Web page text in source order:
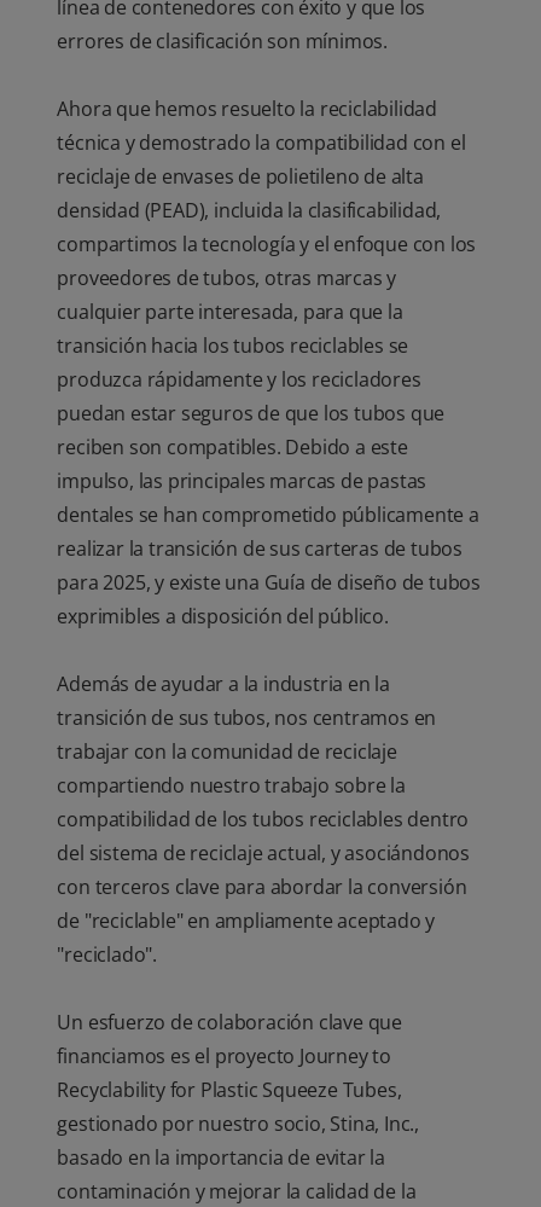
línea de contenedores con éxito y que los
errores de clasificación son mínimos.
Ahora que hemos resuelto la reciclabilidad
técnica y demostrado la compatibilidad con el
reciclaje de envases de polietileno de alta
densidad (PEAD), incluida la clasificabilidad,
compartimos la tecnología y el enfoque con los
proveedores de tubos, otras marcas y
cualquier parte interesada, para que la
transición hacia los tubos reciclables se
produzca rápidamente y los recicladores
puedan estar seguros de que los tubos que
reciben son compatibles. Debido a este
impulso, las principales marcas de pastas
dentales se han comprometido públicamente a
realizar la transición de sus carteras de tubos
para 2025, y existe una Guía de diseño de tubos
exprimibles a disposición del público.
Además de ayudar a la industria en la
transición de sus tubos, nos centramos en
trabajar con la comunidad de reciclaje
compartiendo nuestro trabajo sobre la
compatibilidad de los tubos reciclables dentro
del sistema de reciclaje actual, y asociándonos
con terceros clave para abordar la conversión
de "reciclable" en ampliamente aceptado y
"reciclado".
Un esfuerzo de colaboración clave que
financiamos es el proyecto Journey to
Recyclability for Plastic Squeeze Tubes,
gestionado por nuestro socio, Stina, Inc.,
basado en la importancia de evitar la
contaminación y mejorar la calidad de la